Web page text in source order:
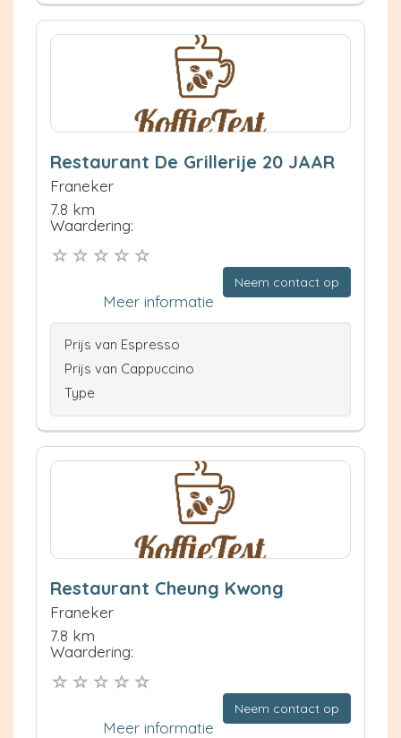
Restaurant De Grillerije 20 JAAR
Franeker
7.8 km
Waardering:
Neem contact op
Meer informatie
Prijs van Espresso
Prijs van Cappuccino
Type
Restaurant Cheung Kwong
Franeker
7.8 km
Waardering:
Neem contact op
Meer informatie